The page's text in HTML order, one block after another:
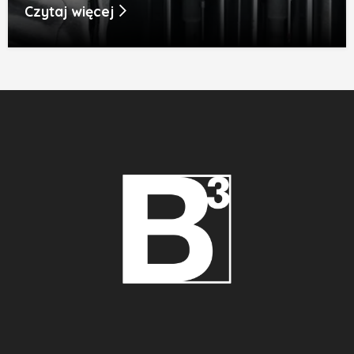
Czytaj więcej